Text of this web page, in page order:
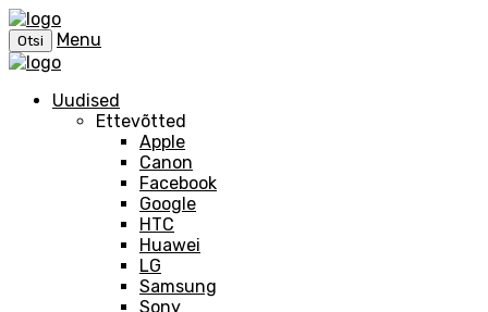
Otsi Menu
Uudised
Ettevõtted
Apple
Canon
Facebook
Google
HTC
Huawei
LG
Samsung
Sony